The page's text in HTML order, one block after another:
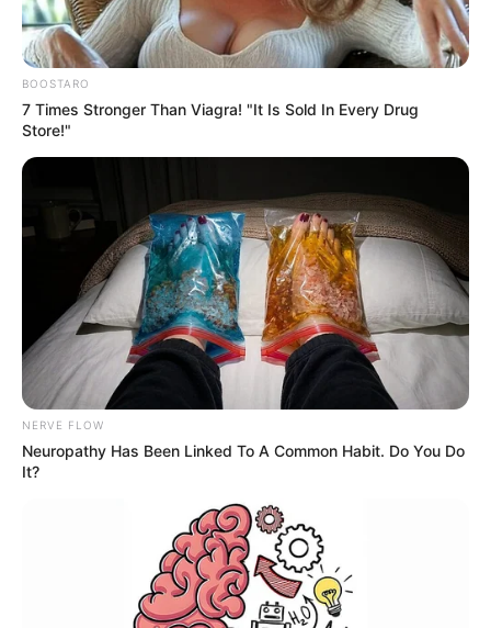
BOOSTARO
7 Times Stronger Than Viagra! "It Is Sold In Every Drug
Store!"
NERVE FLOW
Neuropathy Has Been Linked To A Common Habit. Do You Do
It?